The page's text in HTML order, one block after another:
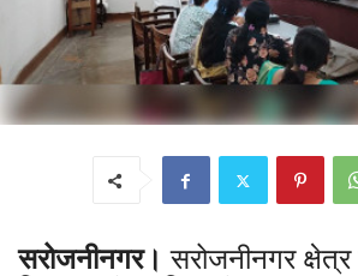
सरोजनीनगर। सरोजनीनगर